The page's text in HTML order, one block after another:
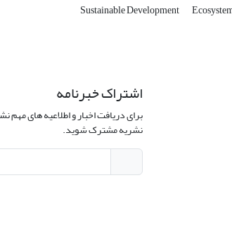
Sustainable Development
اشتراک خبرنامه
برای دریافت اخبار و اطلاعیه های مهم
نشریه مشترک شوید.